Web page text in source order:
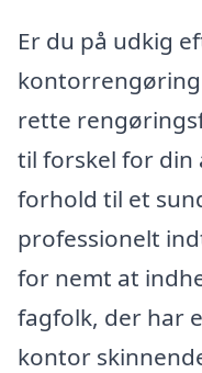
Er du på udkig
kontorrengøring
rette
til forskel for din
forhold til et
professionelt
for nemt at
fagfolk, der har
kontor